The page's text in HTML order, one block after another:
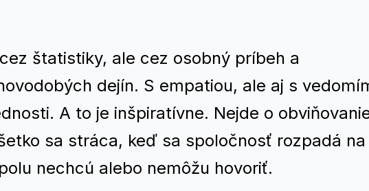
štatistiky, ale cez osobný príbeh a
dejín. S empatiou, ale aj s
A to je inšpiratívne. Nejde o
sa stráca, keď sa spoločnosť rozpadá na
nechcú alebo nemôžu hovoriť.